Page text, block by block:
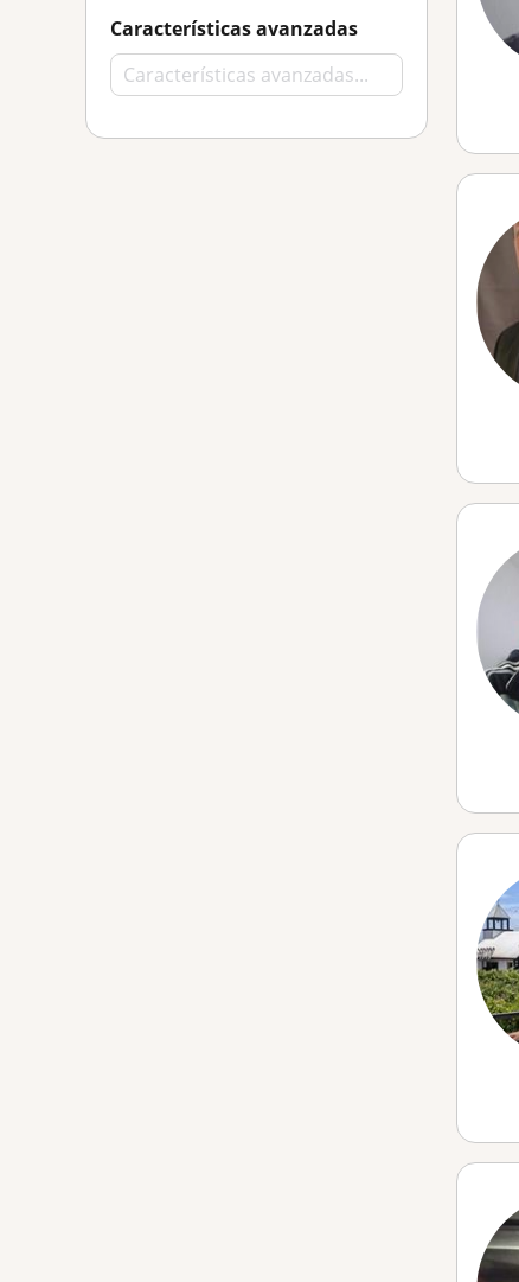
Características avanzadas